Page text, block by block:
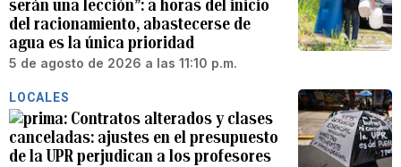
serán una lección”: a horas del inicio
del racionamiento, abastecerse de
agua es la única prioridad
5 de agosto de 2026 a las 11:10 p.m.
LOCALES
Contratos alterados y clases
canceladas: ajustes en el presupuesto
de la UPR perjudican a los profesores